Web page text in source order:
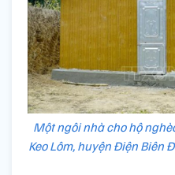
Một ngôi nhà cho hộ
Keo Lôm, huyện Điện Biên